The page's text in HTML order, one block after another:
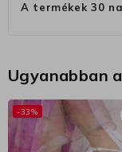
A termékek 30
Ugyanabban
-33%